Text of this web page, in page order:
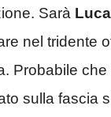
Sarà
nel tridente
Probabile che
sulla fascia